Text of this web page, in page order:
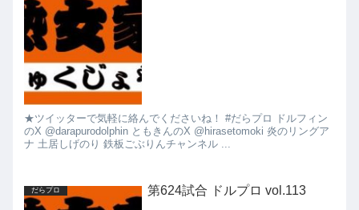
★ツイッターで気軽に絡んでくださいね！ #だらプロ ドルフィン
のX @darapurodolphin ともきんのX @hirasetomoki 炎のリングア
ナ 土居しげのり 鉄板ごぶりんチャンネル ...
だらプロ 第624試合 ドルプロ vol.113